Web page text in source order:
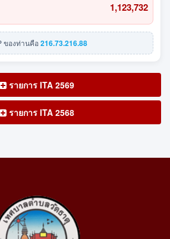
1,123,732
ของท่านคือ216.73.216.88
รายการ ITA 2569
รายการ ITA 2568